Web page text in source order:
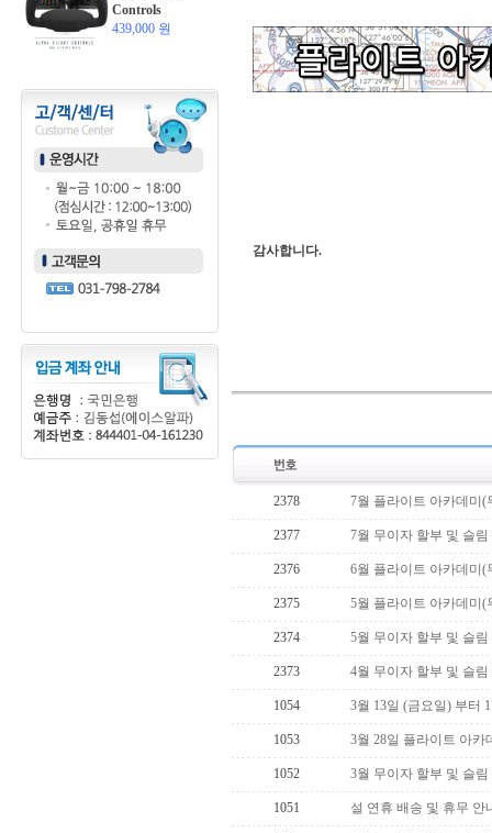
Controls
439,000 원
감사합니다.
2378 7월 플라이트 아카데미(
2377 7월 무이자 할부 및 슬
2376 6월 플라이트 아카데미(
2375 5월 플라이트 아카데미(
2374 5월 무이자 할부 및 슬
2373 4월 무이자 할부 및 슬
1054 3월 13일 (금요일) 부터
1053 3월 28일 플라이트 아카
1052 3월 무이자 할부 및 슬
1051 설 연휴 배송 및 휴무 안